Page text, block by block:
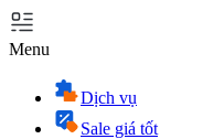
Menu
Dịch vụ
Sale giá tốt